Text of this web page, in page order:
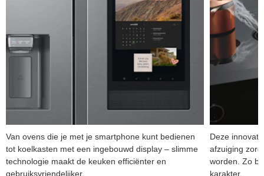
Van ovens die je met je smartphone kunt bedienen
tot koelkasten met een ingebouwd display – slimme
technologie maakt de keuken efficiënter en
gebruiksvriendelijker.
Deze
afzuiging
worden. Zo
karakter.